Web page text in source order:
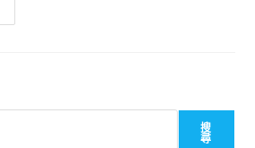
搜
尋